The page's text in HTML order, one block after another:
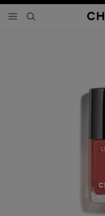
- navegación principal
buscar